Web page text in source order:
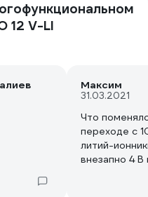
12 V-LI
Максим
31.03.2021
Что
переходе с
литий-
внезапно 4 В